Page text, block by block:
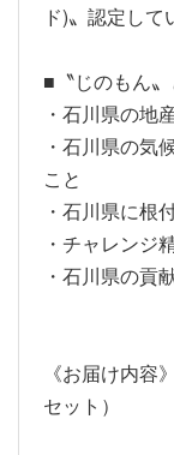
ド)〟認定して
■〝じのもん〟
・石川県の地
・石川県の気
こと
・石川県に根
・チャレンジ
・石川県の貢
《お届け内容
セット）